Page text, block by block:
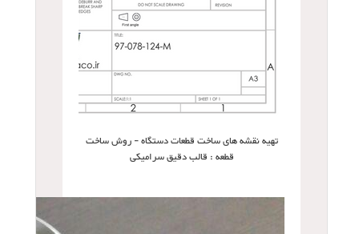
تهیه نقشه های ساخت قطعات دستگاه - روش ساخت
قطعه : قالب دقیق سرامیکی